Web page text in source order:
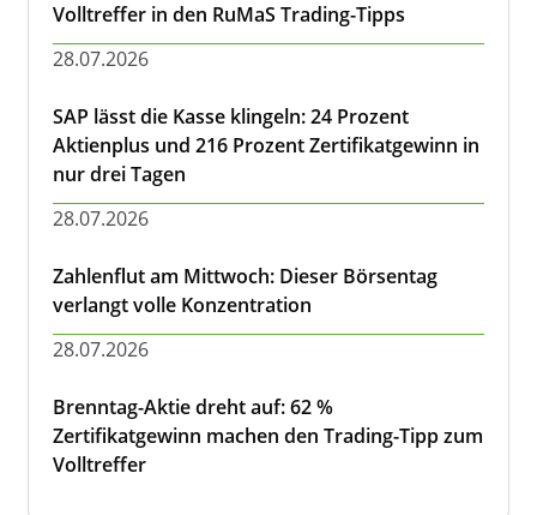
Volltreffer in den RuMaS Trading-Tipps
28.07.2026
SAP lässt die Kasse klingeln: 24 Prozent
Aktienplus und 216 Prozent Zertifikatgewinn in
nur drei Tagen
28.07.2026
Zahlenflut am Mittwoch: Dieser Börsentag
verlangt volle Konzentration
28.07.2026
Brenntag-Aktie dreht auf: 62 %
Zertifikatgewinn machen den Trading-Tipp zum
Volltreffer